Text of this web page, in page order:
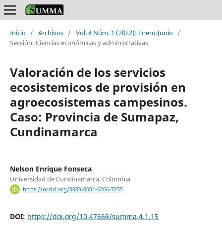
Inicio / Archivos / Vol. 4 Núm. 1 (2022): Enero-Junio /
Sección: Ciencias económicas y administrativas
Valoración de los servicios
ecosistemicos de provisión en
agroecosistemas campesinos.
Caso: Provincia de Sumapaz,
Cundinamarca
Nelson Enrique Fonseca
Universidad de Cundinamarca, Colombia
https://orcid.org/0000-0001-6266-7255
DOI: https://doi.org/10.47666/summa.4.1.15